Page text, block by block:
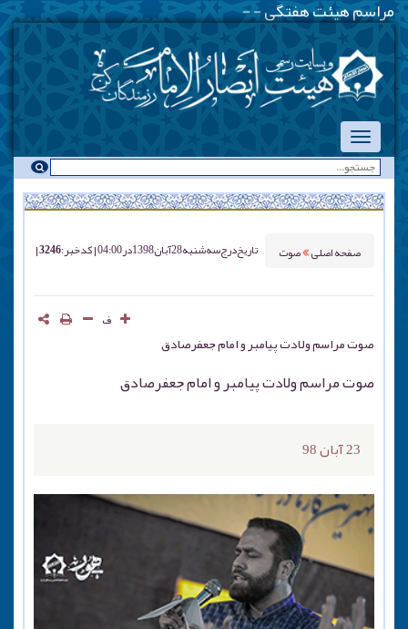
مراسم هیئت هفتگی - یکشنبه شبه-
صفحه اصلی صوت تاریخ درجسه شنبه 28 آبان 1398 در 04:00 کد خبر : 3246
ف
صوت مراسم ولادت پیامبر و امام جعفرصادق
صوت مراسم ولادت پیامبر و امام جعفرصادق
23 آبان 98